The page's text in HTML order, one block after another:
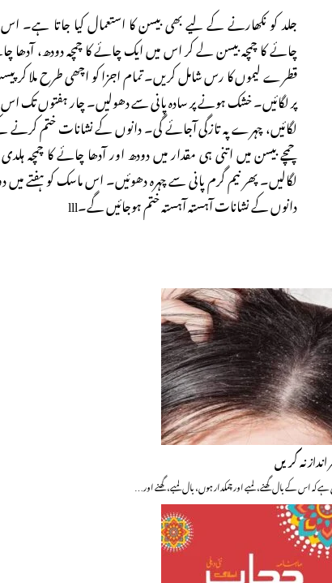
جلد کو نکھارنے کے لیے بھی بیسن کا استعمال کیا جاتا
چائے کا چمچہ بیسن لے کر اس میں ایک چائے کا چمچہ دودھ، آدھا
قطرے لیموں کا رس شامل کریں۔ تمام اجزا کو اچھی طرح ملا کر
پر لگائیں۔ خشک ہونے پر سادہ پانی سے دھولیں۔ چار ہفتوں تک
لگائیں، چہرے پہ تازگی آجائے گی۔ دانوں کے نشانات ختم
چمچے بیسن میں اتنی ہی مقدار میں دودھ اور آدھا چائے کا چمچہ
لگالیں۔ پھر نیم گرم پانی سے چہرہ دھوئیں۔ اس ماسک کو ہفتے میں
دانوں کے نشانات آہستہ آہستہ ختم ہوجائیں گے۔lll
انداز نہ کریں
ہے کہ اس کے بال گھنے، لمبے اور چمکدار ہوں، بال لمبے، گھنے اور…